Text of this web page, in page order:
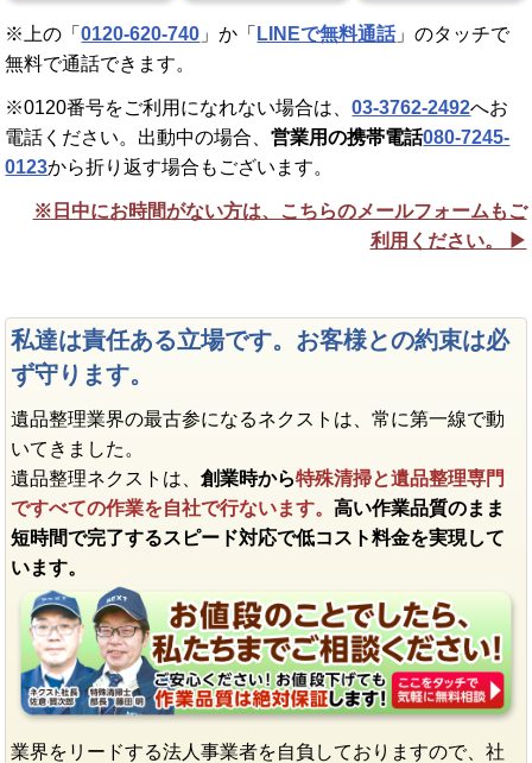
※上の「0120-620-740 」か「 LINEで無料通話」のタッチで
無料で通話できます。
※0120番号をご利用になれない場合は、03-3762-2492へお
電話ください。出動中の場合、営業用の携帯電話080-7245-
0123から折り返す場合もございます。
※日中にお時間がない方は、こちらのメールフォームもご
利用ください。 ▶︎
私達は責任ある立場です。お客様との約束は必
ず守ります。
遺品整理業界の最古参になるネクストは、常に第一線で動
いてきました。
遺品整理ネクストは、創業時から特殊清掃と遺品整理専門
ですべての作業を自社で行ないます。高い作業品質のまま
短時間で完了するスピード対応で低コスト料金を実現して
います。
業界をリードする法人事業者を自負しておりますので、社